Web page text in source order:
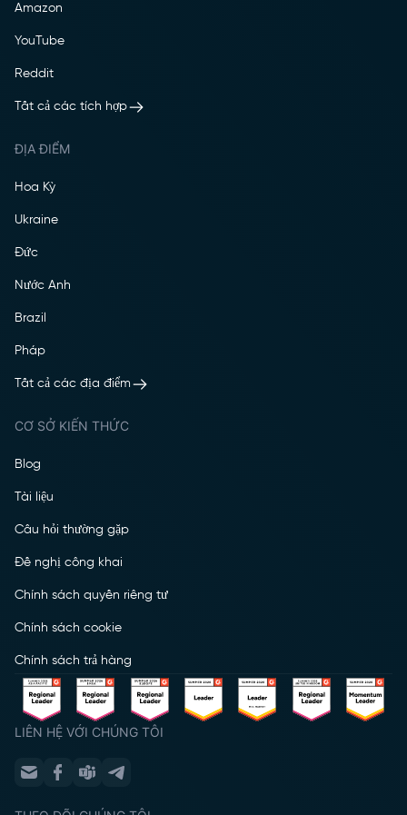
Amazon
YouTube
Reddit
Tất cả các tích hợp
ĐỊA ĐIỂM
Hoa Kỳ
Ukraine
Đức
Nước Anh
Brazil
Pháp
Tất cả các địa điểm
CƠ SỞ KIẾN THỨC
Blog
Tài liệu
Câu hỏi thường gặp
Đề nghị công khai
Chính sách quyền riêng tư
Chính sách cookie
Chính sách trả hàng
LIÊN HỆ VỚI CHÚNG TÔI